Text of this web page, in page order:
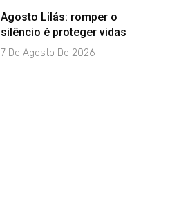
Agosto Lilás: romper o
silêncio é proteger vidas
7 De Agosto De 2026